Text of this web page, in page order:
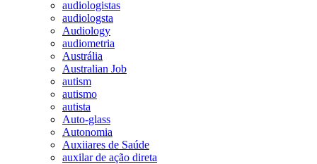
audiologistas
audiologsta
Audiology
audiometria
Austrália
Australian Job
autism
autismo
autista
Auto-glass
Autonomia
Auxiiares de Saúde
auxilar de ação direta